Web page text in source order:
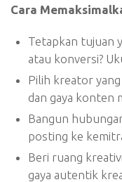
Cara
Tetapkan tujuan
atau konversi?
Pilih kreator yang
dan gaya konten
Bangun
posting ke
Beri ruang
gaya autentik